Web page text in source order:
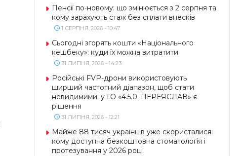
Пенсії по-новому: що змінюється з 2 серпня та
кому зарахують стаж без сплати внесків
1 СЕРПНЯ, 2026 - 10:47
Сьогодні згорять кошти «Національного
кешбеку»: куди їх можна витратити
31 ЛИПНЯ, 2026 - 14:23
Російські FVP-дрони використовують
ширший частотний діапазон, щоб стати
невидимими: у ГО «4.5.0. ПЕРЕЯСЛАВ» є
рішення
31 ЛИПНЯ, 2026 - 12:21
Майже 88 тисяч українців уже скористалися:
кому доступна безкоштовна стоматологія і
протезування у 2026 році